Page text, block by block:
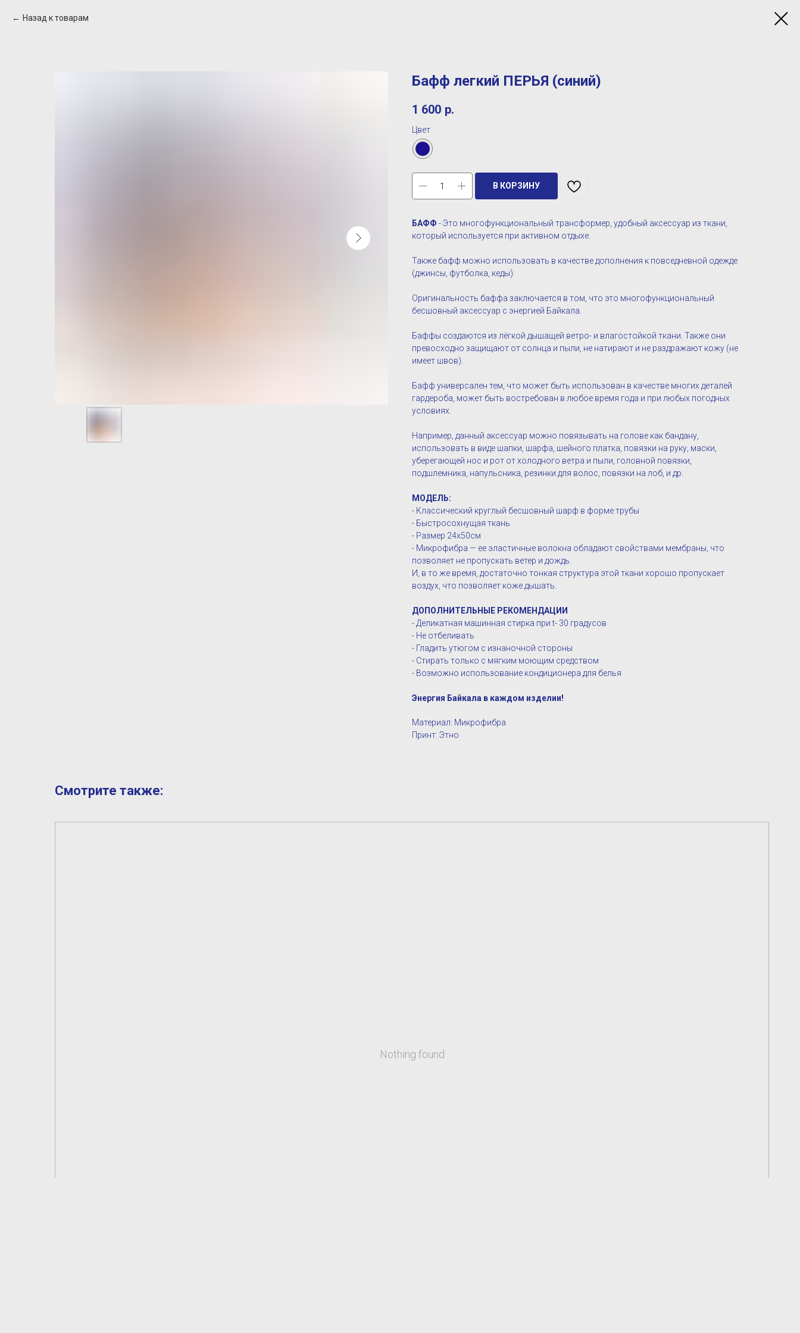
Назад к товарам
Бафф легкий ПЕРЬЯ (синий)
1 600 р.
Цвет
В КОРЗИНУ
БАФФ - Это многофункциональный трансформер, удобный аксессуар из ткани,
который используется при активном отдыхе.
Также бафф можно использовать в качестве дополнения к повседневной одежде
(джинсы, футболка, кеды).
Оригинальность баффа заключается в том, что это многофункциональный
бесшовный аксессуар с энергией Байкала.
Баффы создаются из лёгкой дышащей ветро- и влагостойкой ткани. Также они
превосходно защищают от солнца и пыли, не натирают и не раздражают кожу (не
имеет швов).
Бафф универсален тем, что может быть использован в качестве многих деталей
гардероба, может быть востребован в любое время года и при любых погодных
условиях.
Например, данный аксессуар можно повязывать на голове как бандану,
использовать в виде шапки, шарфа, шейного платка, повязки на руку, маски,
уберегающей нос и рот от холодного ветра и пыли, головной повязки,
подшлемника, напульсника, резинки для волос, повязки на лоб, и др.
МОДЕЛЬ:
- Классический круглый бесшовный шарф в форме трубы
- Быстросохнущая ткань
- Размер 24х50см
- Микрофибра — ее эластичные волокна обладают свойствами мембраны, что
позволяет не пропускать ветер и дождь.
И, в то же время, достаточно тонкая структура этой ткани хорошо пропускает
воздух, что позволяет коже дышать.
ДОПОЛНИТЕЛЬНЫЕ РЕКОМЕНДАЦИИ
- Деликатная машинная стирка при t- 30 градусов
- Не отбеливать
- Гладить утюгом с изнаночной стороны
- Стирать только с мягким моющим средством
- Возможно использование кондиционера для белья
Энергия Байкала в каждом изделии!
Материал: Микрофибра
Принт: Этно
Смотрите также:
Nothing found